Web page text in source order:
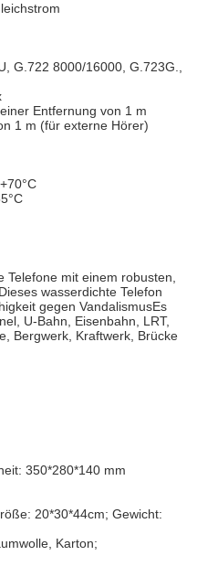
G.722 8000/16000, G.723G.,
Entfernung von 1 m
1 m (für externe Hörer)
mit einem robusten,
wasserdichte Telefon
gegen VandalismusEs
U-Bahn, Eisenbahn, LRT,
Bergwerk, Kraftwerk, Brücke
350*280*140 mm
20*30*44cm; Gewicht:
Karton;